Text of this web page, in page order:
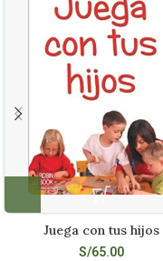
Juega con tus hijos
S/65.00